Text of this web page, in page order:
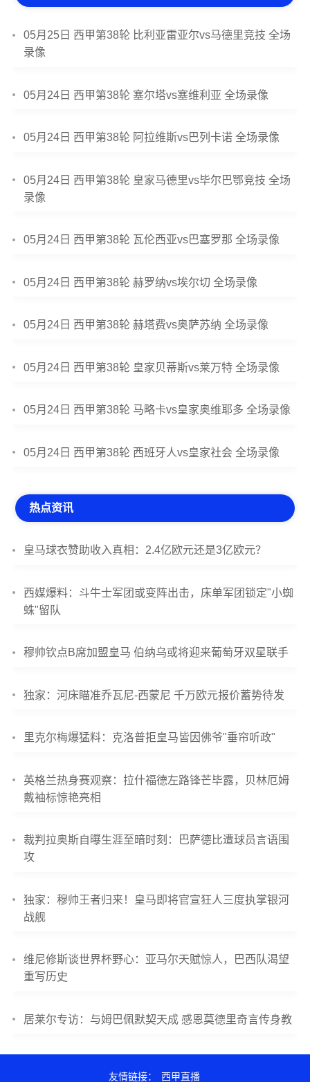
05月25日 西甲第38轮 比利亚雷亚尔vs马德里竞技 全场
录像
05月24日 西甲第38轮 塞尔塔vs塞维利亚 全场录像
05月24日 西甲第38轮 阿拉维斯vs巴列卡诺 全场录像
05月24日 西甲第38轮 皇家马德里vs毕尔巴鄂竞技 全场
录像
05月24日 西甲第38轮 瓦伦西亚vs巴塞罗那 全场录像
05月24日 西甲第38轮 赫罗纳vs埃尔切 全场录像
05月24日 西甲第38轮 赫塔费vs奥萨苏纳 全场录像
05月24日 西甲第38轮 皇家贝蒂斯vs莱万特 全场录像
05月24日 西甲第38轮 马略卡vs皇家奥维耶多 全场录像
05月24日 西甲第38轮 西班牙人vs皇家社会 全场录像
热点资讯
皇马球衣赞助收入真相：2.4亿欧元还是3亿欧元？
西媒爆料：斗牛士军团或变阵出击，床单军团锁定"小蜘
蛛"留队
穆帅钦点B席加盟皇马 伯纳乌或将迎来葡萄牙双星联手
独家：河床瞄准乔瓦尼-西蒙尼 千万欧元报价蓄势待发
里克尔梅爆猛料：克洛普拒皇马皆因佛爷"垂帘听政"
英格兰热身赛观察：拉什福德左路锋芒毕露，贝林厄姆
戴袖标惊艳亮相
裁判拉奥斯自曝生涯至暗时刻：巴萨德比遭球员言语围
攻
独家：穆帅王者归来！皇马即将官宣狂人三度执掌银河
战舰
维尼修斯谈世界杯野心：亚马尔天赋惊人，巴西队渴望
重写历史
居莱尔专访：与姆巴佩默契天成 感恩莫德里奇言传身教
友情链接： 西甲直播